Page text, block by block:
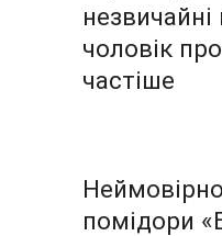
незвичайні
чоловік
частіше
помідори